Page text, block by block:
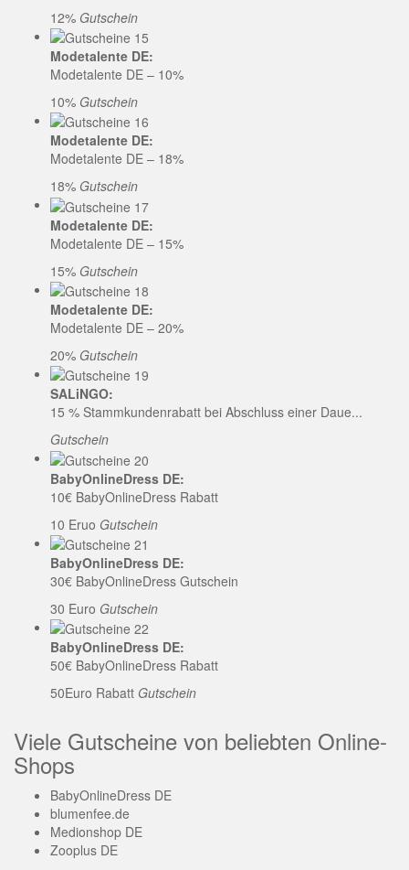
12% Gutschein
Modetalente DE:
Modetalente DE – 10%
10% Gutschein
Modetalente DE:
Modetalente DE – 18%
18% Gutschein
Modetalente DE:
Modetalente DE – 15%
15% Gutschein
Modetalente DE:
Modetalente DE – 20%
20% Gutschein
SALiNGO:
15 % Stammkundenrabatt bei Abschluss einer Daue...
Gutschein
BabyOnlineDress DE:
10€ BabyOnlineDress Rabatt
10 Eruo Gutschein
BabyOnlineDress DE:
30€ BabyOnlineDress Gutschein
30 Euro Gutschein
BabyOnlineDress DE:
50€ BabyOnlineDress Rabatt
50Euro Rabatt Gutschein
Viele Gutscheine von beliebten Online-
Shops
BabyOnlineDress DE
blumenfee.de
Medionshop DE
Zooplus DE